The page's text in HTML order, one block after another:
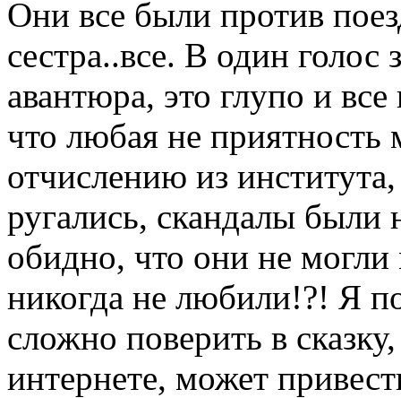
Они все были против
сестра..все. В один голос
авантюра, это глупо и
что любая не
отчислению из
ругались, скандалы
обидно, что они не
никогда не любили!?! Я
сложно поверить в
интернете, может